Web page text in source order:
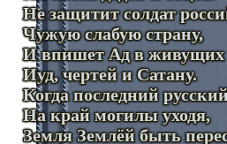
Не защитит солдат
Чужую слабую страну,
И впишет Ад в живущих
Иуд, чертей и Сатану.
Когда последний
На край могилы уходя,
Земля Землёй быть